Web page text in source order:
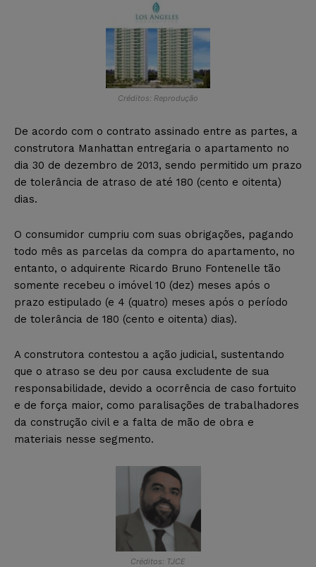
Créditos: Reprodução
De acordo com o contrato assinado entre as partes, a
construtora Manhattan entregaria o apartamento no
dia 30 de dezembro de 2013, sendo permitido um prazo
de tolerância de atraso de até 180 (cento e oitenta)
dias.
O consumidor cumpriu com suas obrigações, pagando
todo mês as parcelas da compra do apartamento, no
entanto, o adquirente Ricardo Bruno Fontenelle tão
somente recebeu o imóvel 10 (dez) meses após o
prazo estipulado (e 4 (quatro) meses após o período
de tolerância de 180 (cento e oitenta) dias).
A construtora contestou a ação judicial, sustentando
que o atraso se deu por causa excludente de sua
responsabilidade, devido a ocorrência de caso fortuito
e de força maior, como paralisações de trabalhadores
da construção civil e a falta de mão de obra e
materiais nesse segmento.
Créditos: TJCE